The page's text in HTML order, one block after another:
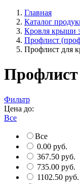
Главная
Каталог
Кровля крыши
Профлист
Профлист для
Фильтр
Цена до:
Все
Все
0.00 руб.
367.50 руб.
735.00 руб.
1102.50 руб.